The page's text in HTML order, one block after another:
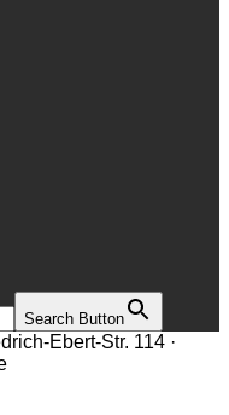
Search Button
Ebert-Str. 114 ·